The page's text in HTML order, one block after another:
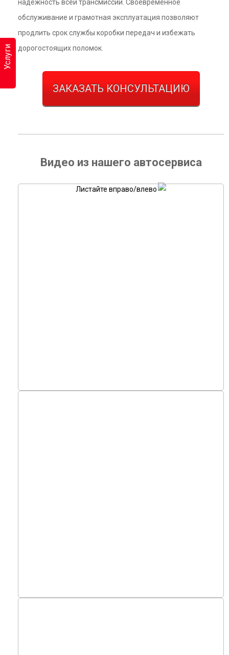
Услуги
надёжность всей трансмиссии. Своевременное
обслуживание и грамотная эксплуатация позволяют
продлить срок службы коробки передач и избежать
дорогостоящих поломок.
ЗАКАЗАТЬ КОНСУЛЬТАЦИЮ
Видео из нашего автосервиса
Листайте вправо/влево